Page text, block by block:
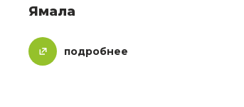
Ямала
подробнее